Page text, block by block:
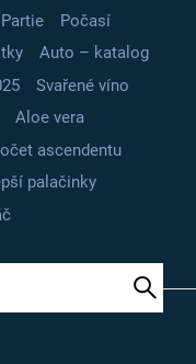
Partie
Počasí
Auto – katalog
Svařené víno
Aloe vera
ascendentu
palačinky